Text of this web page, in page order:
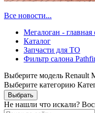
Все новости...
Мегалоган - главная
Каталог
Запчасти для ТО
Фильтр салона
Выберите модель Renault
Выберите категорию
Не нашли что искали?